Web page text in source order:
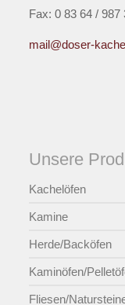
Fax: 0 83 64 / 987
mail@doser-
Unsere
Kachelöfen
Kamine
Herde/Backöfen
Kaminöfen/
Fliesen/